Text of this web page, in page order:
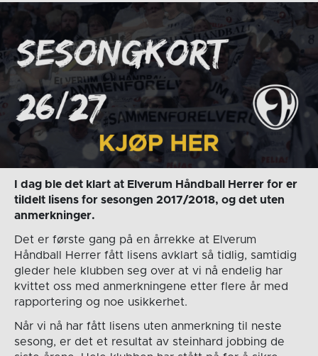
I dag ble det klart at Elverum Håndball Herrer for er
tildelt lisens for sesongen 2017/2018, og det uten
anmerkninger.
Det er første gang på en årrekke at Elverum
Håndball Herrer fått lisens avklart så tidlig, samtidig
gleder hele klubben seg over at vi nå endelig har
kvittet oss med anmerkningene etter flere år med
rapportering og noe usikkerhet.
Når vi nå har fått lisens uten anmerkning til neste
sesong, er det et resultat av steinhard jobbing de